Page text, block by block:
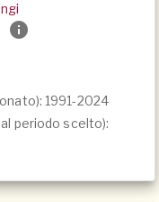
1991-2024
periodo scelto):